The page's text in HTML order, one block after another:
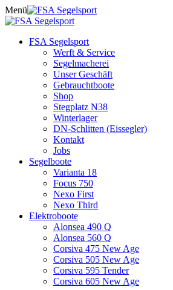
Skip
to
Menü
FSA Segelsport
Werft & Service
Segelmacherei
Unser Geschäft
Gebrauchtboote
Shop
Stegplatz N38
Winterlager
DN-Schlitten (Eissegler)
Kontakt
Jobs
Segelboote
Varianta 18
Focus 750
Nexo First
Nexo Third
Elektroboote
Alonsea 490 Q
Alonsea 560 Q
Corsiva 475 New Age
Corsiva 505 New Age
Corsiva 595 Tender
Corsiva 605 New Age